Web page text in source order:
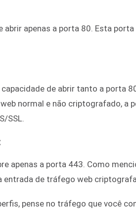
abrir apenas a porta 80. Esta
de abrir tanto a porta
normal e não criptografado, a
SSL.
apenas a porta 443. Como
entrada de tráfego web
pense no tráfego que você